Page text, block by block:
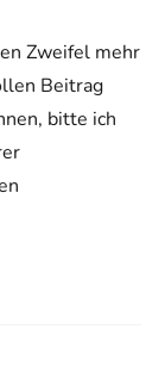
Zweifel mehr
Beitrag
bitte ich